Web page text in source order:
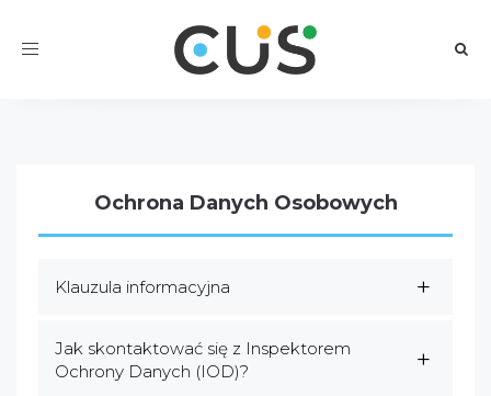
Toggle
Ochrona Danych Osobowych
Klauzula informacyjna
Jak skontaktować się z Inspektorem
Ochrony Danych (IOD)?